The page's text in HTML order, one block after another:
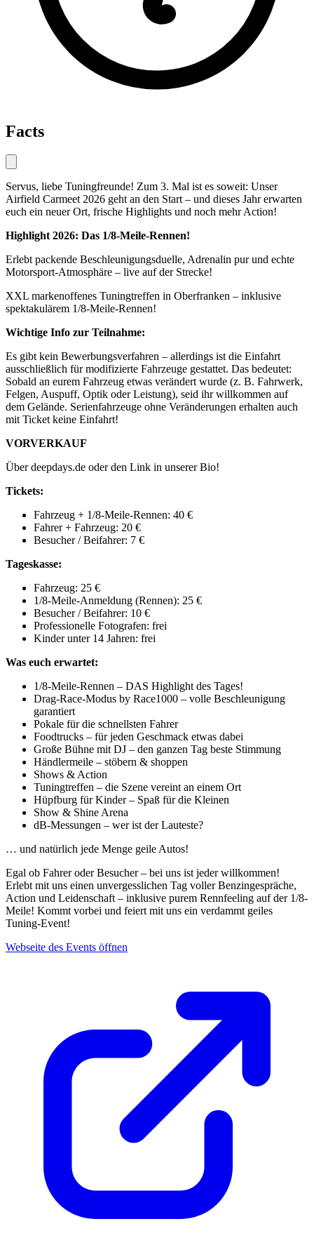
Facts
Servus, liebe Tuningfreunde! Zum 3. Mal ist es soweit: Unser
Airfield Carmeet 2026 geht an den Start – und dieses Jahr erwarten
euch ein neuer Ort, frische Highlights und noch mehr Action!
Highlight 2026: Das 1/8-Meile-Rennen!
Erlebt packende Beschleunigungsduelle, Adrenalin pur und echte
Motorsport-Atmosphäre – live auf der Strecke!
XXL markenoffenes Tuningtreffen in Oberfranken – inklusive
spektakulärem 1/8-Meile-Rennen!
Wichtige Info zur Teilnahme:
Es gibt kein Bewerbungsverfahren – allerdings ist die Einfahrt
ausschließlich für modifizierte Fahrzeuge gestattet. Das bedeutet:
Sobald an eurem Fahrzeug etwas verändert wurde (z. B. Fahrwerk,
Felgen, Auspuff, Optik oder Leistung), seid ihr willkommen auf
dem Gelände. Serienfahrzeuge ohne Veränderungen erhalten auch
mit Ticket keine Einfahrt!
VORVERKAUF
Über deepdays.de oder den Link in unserer Bio!
Tickets:
Fahrzeug + 1/8-Meile-Rennen: 40 €
Fahrer + Fahrzeug: 20 €
Besucher / Beifahrer: 7 €
Tageskasse:
Fahrzeug: 25 €
1/8-Meile-Anmeldung (Rennen): 25 €
Besucher / Beifahrer: 10 €
Professionelle Fotografen: frei
Kinder unter 14 Jahren: frei
Was euch erwartet:
1/8-Meile-Rennen – DAS Highlight des Tages!
Drag-Race-Modus by Race1000 – volle Beschleunigung
garantiert
Pokale für die schnellsten Fahrer
Foodtrucks – für jeden Geschmack etwas dabei
Große Bühne mit DJ – den ganzen Tag beste Stimmung
Händlermeile – stöbern & shoppen
Shows & Action
Tuningtreffen – die Szene vereint an einem Ort
Hüpfburg für Kinder – Spaß für die Kleinen
Show & Shine Arena
dB-Messungen – wer ist der Lauteste?
… und natürlich jede Menge geile Autos!
Egal ob Fahrer oder Besucher – bei uns ist jeder willkommen!
Erlebt mit uns einen unvergesslichen Tag voller Benzingespräche,
Action und Leidenschaft – inklusive purem Rennfeeling auf der 1/8-
Meile! Kommt vorbei und feiert mit uns ein verdammt geiles
Tuning-Event!
Webseite des Events öffnen